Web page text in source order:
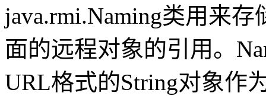
java.rmi.Naming类用来
面的远程对象的引用。
URL格式的String对象作